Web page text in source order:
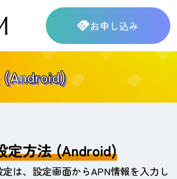
お申し込み
定方法 (Android)
は、設定画面からAPN情報を入力し